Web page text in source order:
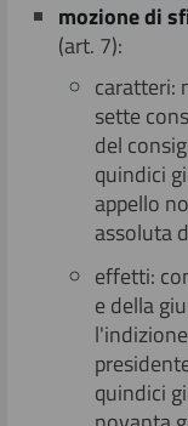
mozione di
(art. 7):
caratteri:
sette
del
quindici
appello
assoluta
effetti:
e della
quindici